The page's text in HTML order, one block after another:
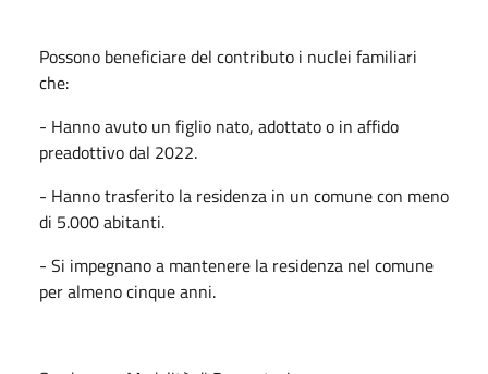
Possono beneficiare del contributo i nuclei familiari
che:
- Hanno avuto un figlio nato, adottato o in affido
preadottivo dal 2022.
- Hanno trasferito la residenza in un comune con meno
di 5.000 abitanti.
- Si impegnano a mantenere la residenza nel comune
per almeno cinque anni.